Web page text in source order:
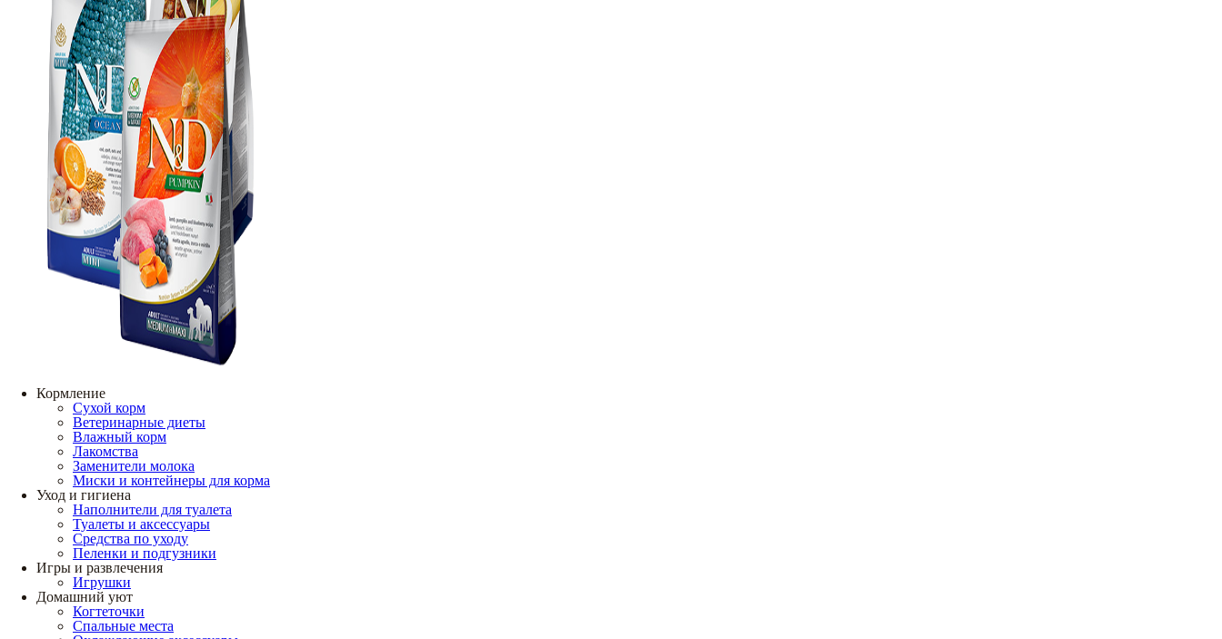
Кормление
Сухой корм
Ветеринарные диеты
Влажный корм
Лакомства
Заменители молока
Миски и контейнеры для корма
Уход и гигиена
Наполнители для туалета
Туалеты и аксессуары
Средства по уходу
Пеленки и подгузники
Игры и развлечения
Игрушки
Домашний уют
Когтеточки
Спальные места